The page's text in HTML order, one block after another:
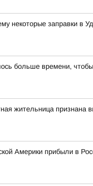
некоторые заправки в
больше времени,
жительница признана
Америки прибыли в